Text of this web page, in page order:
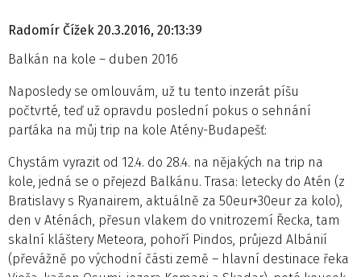
Radomír Čížek 20.3.2016, 20:13:39
Balkán na kole – duben 2016
Naposledy se omlouvám, už tu tento inzerát píšu
počtvrté, teď už opravdu poslední pokus o sehnání
parťáka na můj trip na kole Atény-Budapešť:
Chystám vyrazit od 12.4. do 28.4. na nějakých na trip na
kole, jedná se o přejezd Balkánu. Trasa: letecky do Atén (z
Bratislavy s Ryanairem, aktuálně za 50eur+30eur za kolo),
den v Aténách, přesun vlakem do vnitrozemí Řecka, tam
skalní kláštery Meteora, pohoří Pindos, průjezd Albánií
(převážně po východní části země – hlavní destinace řeka